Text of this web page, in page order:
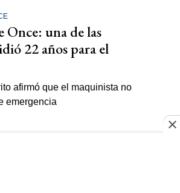
Once: una de las
22 años para el